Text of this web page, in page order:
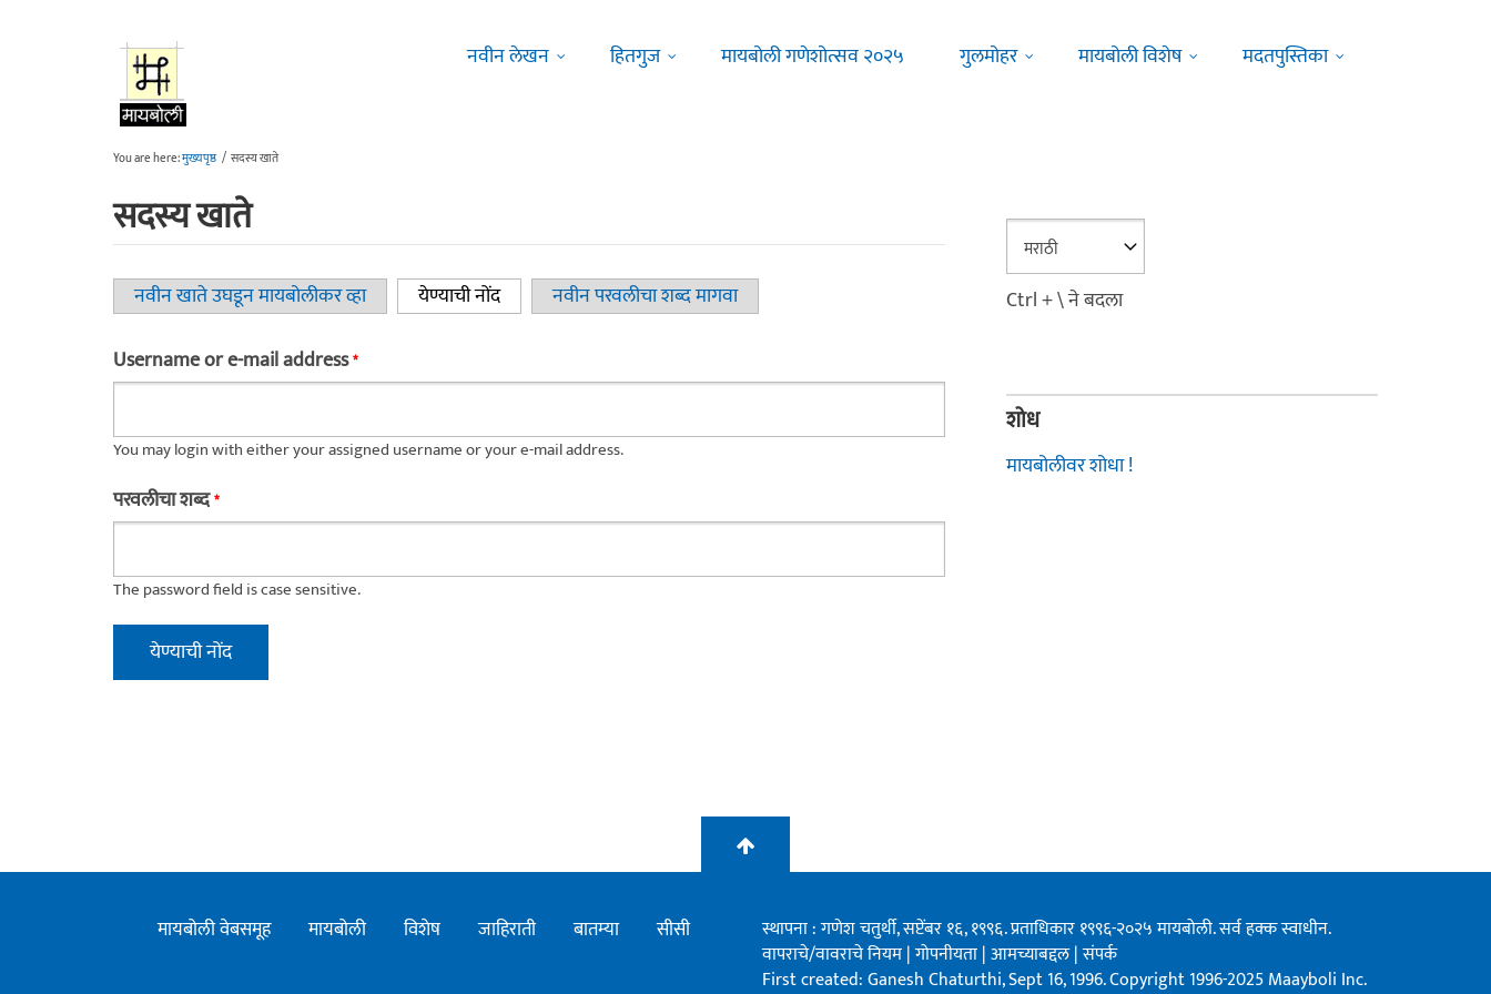
नवीन लेखन
हितगुज मायबोली गणेशोत्सव २०२५ गुलमोहर मायबोली विशेष मदतपुस्तिका
You are here:मुख्यपृष्ठ / सदस्य खाते
सदस्य खाते
Primary tabs
नवीन खाते उघडून मायबोलीकर व्हा येण्याची नोंद(active tab)नवीन परवलीचा शब्द मागवा
Username or e-mail address*
You may login with either your assigned username or your e-mail address.
परवलीचा शब्द*
The password field is case sensitive.
Ctrl + \ ने बदला
शोध
मायबोलीवर शोधा !
मायबोली वेबसमूह मायबोली विशेष जाहिराती बातम्या सीसी
स्थापना : गणेश चतुर्थी, सप्टेंबर १६, १९९६. प्रताधिकार १९९६-२०२५ मायबोली. सर्व हक्क स्वाधीन.
वापराचे/वावराचे नियम|गोपनीयता|आमच्याबद्दल|संपर्क
First created: Ganesh Chaturthi, Sept 16, 1996. Copyright 1996-2025 Maayboli Inc.